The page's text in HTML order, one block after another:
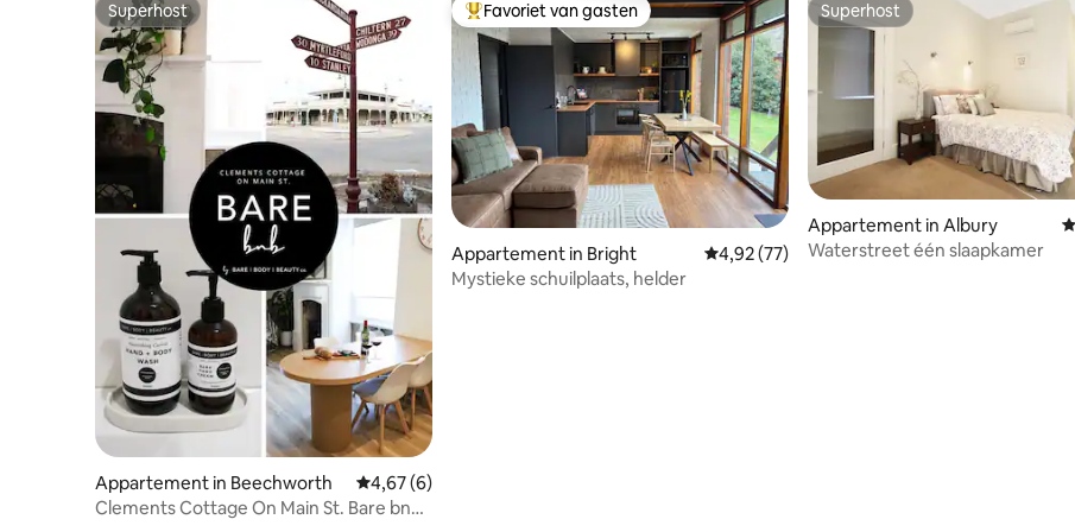
Superhost
Superhost
Appartement in Beechworth Gemiddelde beoordeling van 4,67 uit 5, 6 recensies
4,67 (6)
Clements Cottage On Main St. Bare bnb
Topfavoriet van gasten
Favoriet van gasten
Appartement in Bright Gemiddelde beoordeling van 4,92 uit 5, 77
4,92 (77)
Mystieke schuilplaats, helder
Superhost
Superhost
Appartement in Albury
Waterstreet één slaapkamer